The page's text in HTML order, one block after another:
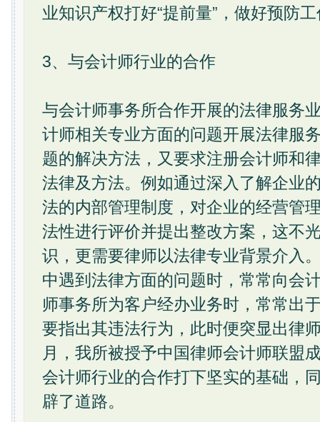
业知识产权打好“提前量”，做好预防
3、与会计师行业的合作
与会计师事务所合作开展的法律服务
计师相关专业方面的问题开展法律服
题的解决方法，又要求注册会计师和
法律及方法。例如通过深入了解企业
法的内部管理制度，对企业的经营管
法性进行评价并提出整改方案，这不
识，更需要律师以法律专业背景介入
中遇到法律方面的问题时，常常向会
师事务所为客户经办业务时，常常出
要指出其违法行为，此时便突显出律
月，我所被授予中国律师会计师联盟
会计师行业的合作打下坚实的基础，
辟了道路。